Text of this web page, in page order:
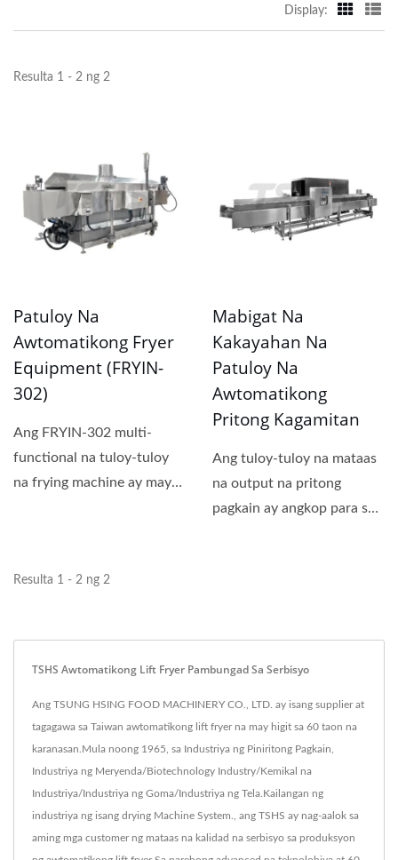
Display:
Resulta 1 - 2 ng 2
Patuloy Na
Awtomatikong Fryer
Equipment (FRYIN-
302)
Ang FRYIN-302 multi-
functional na tuloy-tuloy
na frying machine ay may
Mabigat Na
Kakayahan Na
Patuloy Na
Awtomatikong
Pritong Kagamitan
Ang tuloy-tuloy na mataas
na output na pritong
pagkain ay angkop para sa
Resulta 1 - 2 ng 2
TSHS Awtomatikong Lift Fryer Pambungad Sa Serbisyo
Ang TSUNG HSING FOOD MACHINERY CO., LTD. ay isang supplier at
tagagawa sa Taiwan awtomatikong lift fryer na may higit sa 60 taon na
karanasan.Mula noong 1965, sa Industriya ng Piniritong Pagkain,
Industriya ng Meryenda/Biotechnology Industry/Kemikal na
Industriya/Industriya ng Goma/Industriya ng Tela.Kailangan ng
industriya ng isang drying Machine System., ang TSHS ay nag-aalok sa
aming mga customer ng mataas na kalidad na serbisyo sa produksyon